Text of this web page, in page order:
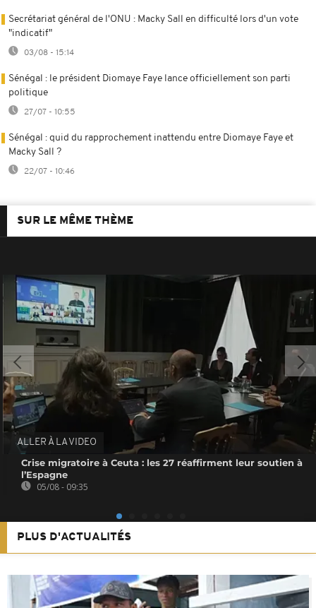
Secrétariat général de l'ONU : Macky Sall en difficulté lors d'un vote
"indicatif"
03/08 - 15:14
Sénégal : le président Diomaye Faye lance officiellement son parti
politique
27/07 - 10:55
Sénégal : quid du rapprochement inattendu entre Diomaye Faye et
Macky Sall ?
22/07 - 10:46
SUR LE MÊME THÈME
ALLER À LA VIDEO
Crise migratoire à Ceuta : les 27 réaffirment leur soutien à
l’Espagne
05/08 - 09:35
PLUS D'ACTUALITÉS